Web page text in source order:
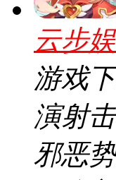
云步
游戏
演射
邪恶